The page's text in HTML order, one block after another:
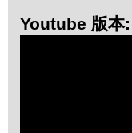
Youtube 版本: